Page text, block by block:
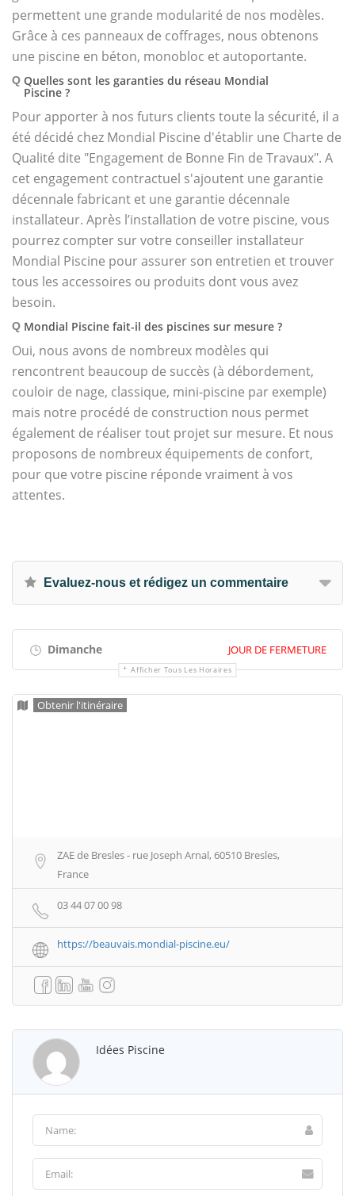
permettent une grande modularité de nos modèles.
Grâce à ces panneaux de coffrages, nous obtenons
une piscine en béton, monobloc et autoportante.
Q Quelles sont les garanties du réseau Mondial
Piscine ?
Pour apporter à nos futurs clients toute la sécurité, il a
été décidé chez Mondial Piscine d'établir une Charte de
Qualité dite "Engagement de Bonne Fin de Travaux". A
cet engagement contractuel s'ajoutent une garantie
décennale fabricant et une garantie décennale
installateur. Après l’installation de votre piscine, vous
pourrez compter sur votre conseiller installateur
Mondial Piscine pour assurer son entretien et trouver
tous les accessoires ou produits dont vous avez
besoin.
Q Mondial Piscine fait-il des piscines sur mesure ?
Oui, nous avons de nombreux modèles qui
rencontrent beaucoup de succès (à débordement,
couloir de nage, classique, mini-piscine par exemple)
mais notre procédé de construction nous permet
également de réaliser tout projet sur mesure. Et nous
proposons de nombreux équipements de confort,
pour que votre piscine réponde vraiment à vos
attentes.
Evaluez-nous et rédigez un commentaire
Dimanche JOUR DE FERMETURE
Afficher Tous Les Horaires
Obtenir l'itinéraire
ZAE de Bresles - rue Joseph Arnal, 60510 Bresles,
France
03 44 07 00 98
https://beauvais.mondial-piscine.eu/
Idées Piscine